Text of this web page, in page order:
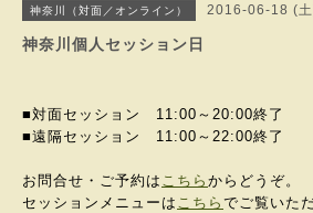
神奈川（対面／オンライン） 2016-06-18 (
神奈川個人セッション日
■対面セッション 11:00～20:00終了
■遠隔セッション 11:00～ 22:00終了
お問合せ・ご予約は こちら からどうぞ。
セッションメニューは こちら でご覧いた